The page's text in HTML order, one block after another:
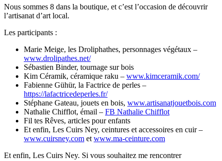
Nous sommes 8 dans la boutique, et c’est l’occasion de découvrir
l’artisanat d’art local.
Les participants :
Marie Meige, les Droliphathes, personnages végétaux –
www.drolipathes.net/
Sébastien Binder, tournage sur bois
Kim Céramik, céramique raku – www.kimceramik.com/
Fabienne Gühür, la Factrice de perles –
https://lafactricedeperles.fr/
Stéphane Gateau, jouets en bois, www.artisanatjouetbois.com
Nathalie Chifflot, émail – FB Nathalie Chifflot
Fil tes Rêves, articles pour enfants
Et enfin, Les Cuirs Ney, ceintures et accessoires en cuir –
www.cuirsney.com et www.ma-ceinture.com
Et enfin, Les Cuirs Ney. Si vous souhaitez me rencontrer